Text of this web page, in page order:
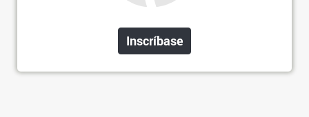
Inscríbase